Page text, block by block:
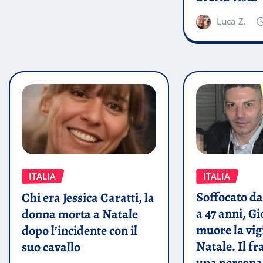
Luca Z.
ITALIA
Chi era Jessica Caratti, la
donna morta a Natale
dopo l’incidente con il
suo cavallo
ITALIA
Soffocato
a 47 anni,
muore la
Natale. Il